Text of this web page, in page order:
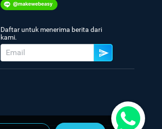
Daftar untuk menerima berita dari
kami.